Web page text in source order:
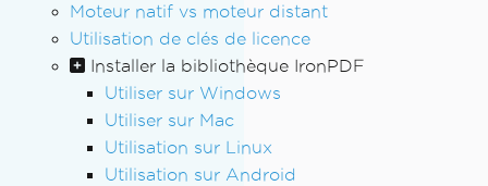
Moteur natif vs moteur distant
Utilisation de clés de licence
Installer la bibliothèque IronPDF
Utiliser sur Windows
Utiliser sur Mac
Utilisation sur Linux
Utilisation sur Android